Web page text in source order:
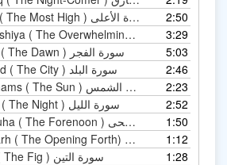
087 - Al-A'la ( The Most High ) سورة الأعلى
2:50
088 - Al-Ghashiya ( The Overwhelming ) سورة الغاشية
3:29
089 - Al-Fajr ( The Dawn ) سورة الفجر
5:03
090 - Al-Balad ( The City ) سورة البلد
2:46
091 - Ash-Shams ( The Sun ) سورة الشمس
2:23
092 - Al-Layl ( The Night ) سورة الليل
2:52
093 - Ad-Dhuha ( The Forenoon ) سورة الضحى
1:50
094 - As-Sharh ( The Opening Forth) سورة الشرح
1:12
095 - At-Tin ( The Fig ) سورة التين
1:28